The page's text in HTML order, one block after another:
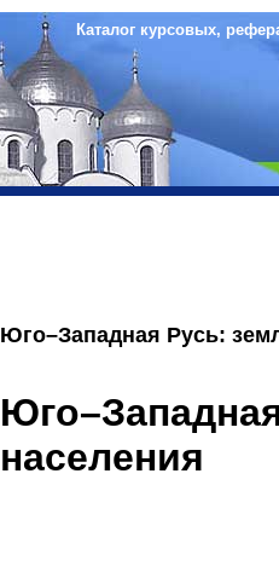
Каталог курсовых,
Юго–Западная Русь:
населения